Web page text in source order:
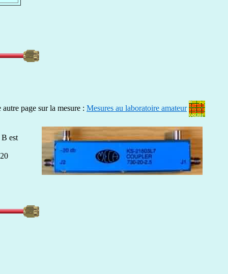
page sur la mesure : Mesures au laboratoire amateur
B est